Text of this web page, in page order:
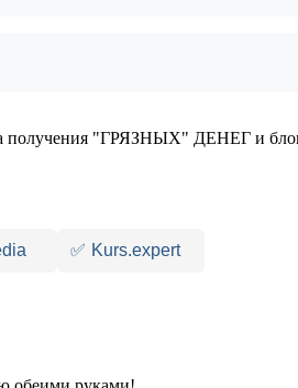
получения "ГРЯЗНЫХ" ДЕНЕГ и
✅ Kurs.expert